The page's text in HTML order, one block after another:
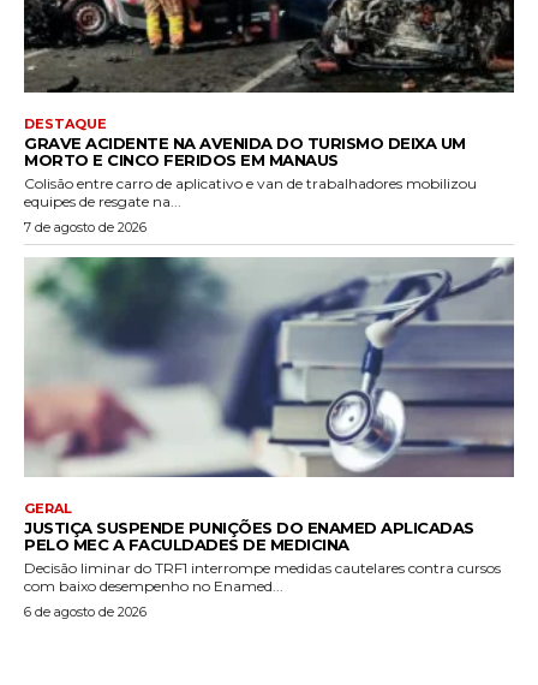
DESTAQUE
GRAVE ACIDENTE NA AVENIDA DO TURISMO DEIXA UM
MORTO E CINCO FERIDOS EM MANAUS
Colisão entre carro de aplicativo e van de trabalhadores mobilizou
equipes de resgate na...
7 de agosto de 2026
GERAL
JUSTIÇA SUSPENDE PUNIÇÕES DO ENAMED APLICADAS
PELO MEC A FACULDADES DE MEDICINA
Decisão liminar do TRF1 interrompe medidas cautelares contra cursos
com baixo desempenho no Enamed...
6 de agosto de 2026